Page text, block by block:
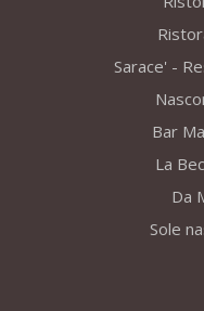
Sarace' -
Bar
La
Da
Sole